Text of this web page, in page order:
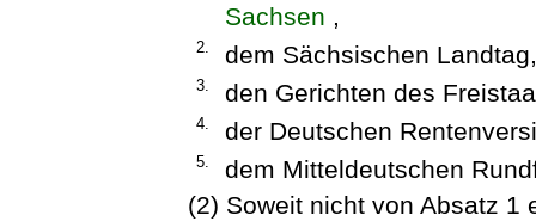
Sachsen ,
2. dem Sächsischen Landtag,
3. den Gerichten des
4. der Deutschen
5.
dem Mitteldeutschen
(2) Soweit nicht von Absatz 1